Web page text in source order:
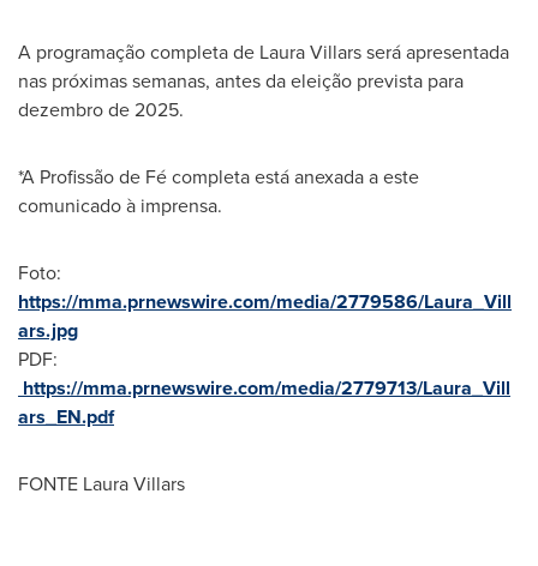
A programação completa de Laura Villarsserá apresentada
nas próximas semanas, antes da eleição prevista para
dezembro de 2025.
*A Profissão de Fé completa está anexada a este
comunicado à imprensa.
Foto:
https://mma.prnewswire.com/media/2779586/Laura_Vill
ars.jpg
PDF:
https://mma.prnewswire.com/media/2779713/Laura_Vill
ars_EN.pdf
FONTE Laura Villars